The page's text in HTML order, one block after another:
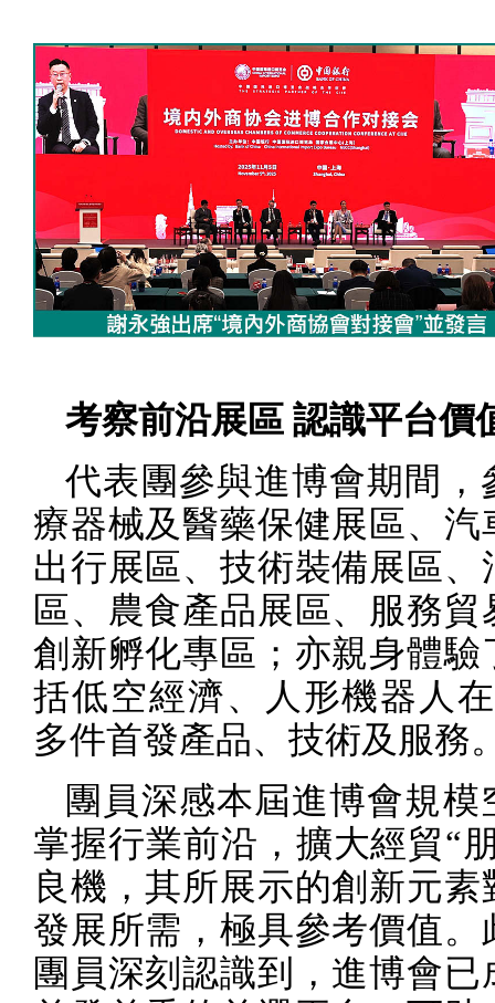
考察前沿展區 認識平台價
代表團參與進博會期間，
療器械及醫藥保健展區、汽
出行展區、技術裝備展區、
區、農食產品展區、服務貿
創新孵化專區；亦親身體驗
括低空經濟、人形機器人
多件首發產品、技術及服務
團員深感本屆進博會規模
掌握行業前沿，擴大經貿“
良機，其所展示的創新元素
發展所需，極具參考價值。
團員深刻認識到，進博會已